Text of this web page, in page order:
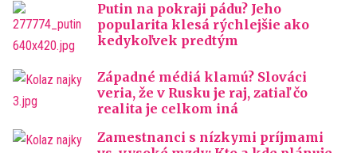
Putin na pokraji pádu? Jeho
popularita klesá rýchlejšie ako
kedykoľvek predtým
Západné médiá klamú? Slováci
veria, že v Rusku je raj, zatiaľ čo
realita je celkom iná
Zamestnanci s nízkymi príjmami